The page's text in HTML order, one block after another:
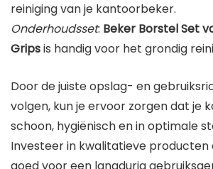
reiniging van je kantoorbeker.
Onderhoudsset: Beker Borstel Set
Gripsis handig voor het grondig
Door de juiste opslag- en
volgen, kun je ervoor zorgen dat je
schoon, hygiënisch en in optimale
Investeer in kwalitatieve producten